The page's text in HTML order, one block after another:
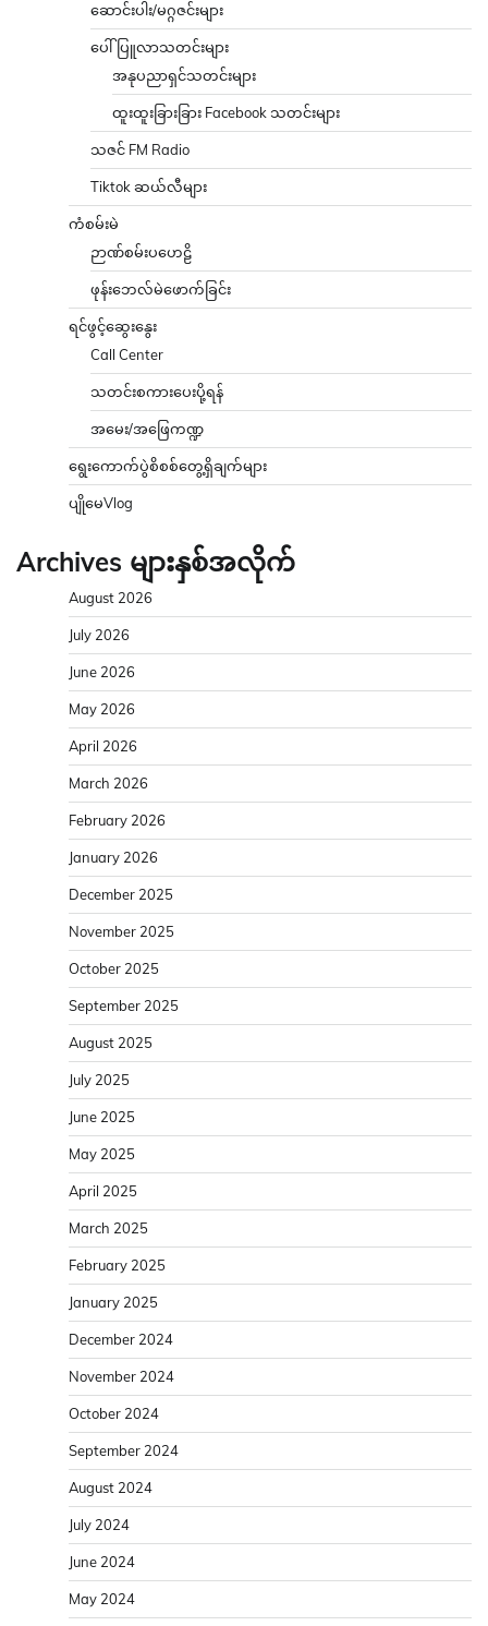
ဆောင်းပါး/မဂ္ဂဇင်းများ
ပေါ်ပြူလာသတင်းများ
အနုပညာရှင်သတင်းများ
ထူးထူးခြားခြား Facebook သတင်းများ
သဇင် FM Radio
Tiktok ဆယ်လီများ
ကံစမ်းမဲ
ဉာဏ်စမ်းပဟေဠိ
ဖုန်းဘေလ်မဲဖောက်ခြင်း
ရင်ဖွင့်ဆွေးနွေး
Call Center
သတင်းစကားပေးပို့ရန်
အမေး/အဖြေကဏ္ဍ
ရွေးကောက်ပွဲစိစစ်တွေ့ရှိချက်များ
ပျိုမေVlog
Archives များနှစ်အလိုက်
August 2026
July 2026
June 2026
May 2026
April 2026
March 2026
February 2026
January 2026
December 2025
November 2025
October 2025
September 2025
August 2025
July 2025
June 2025
May 2025
April 2025
March 2025
February 2025
January 2025
December 2024
November 2024
October 2024
September 2024
August 2024
July 2024
June 2024
May 2024